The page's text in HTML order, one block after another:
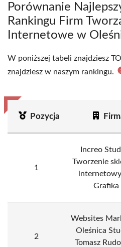
Porównanie
Rankingu Firm
Internetowe w
W poniższej tabeli znajdziesz
znajdziesz w naszym rankingu.
Pozycja
1
Increo
Tworzenie
Grafika
2
Websites
Oleśnica
Tomasz